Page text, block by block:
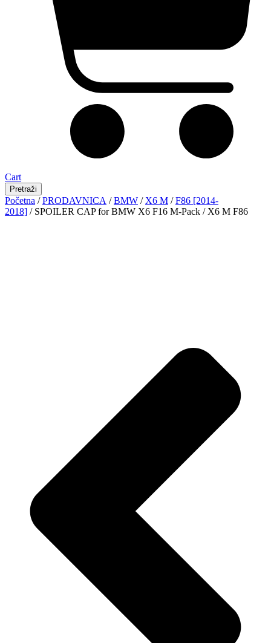
Cart
Pretraži
Početna /PRODAVNICA /BMW / X6 M /F86 [2014-
2018] / SPOILER CAP for BMW X6 F16 M-Pack / X6 M F86